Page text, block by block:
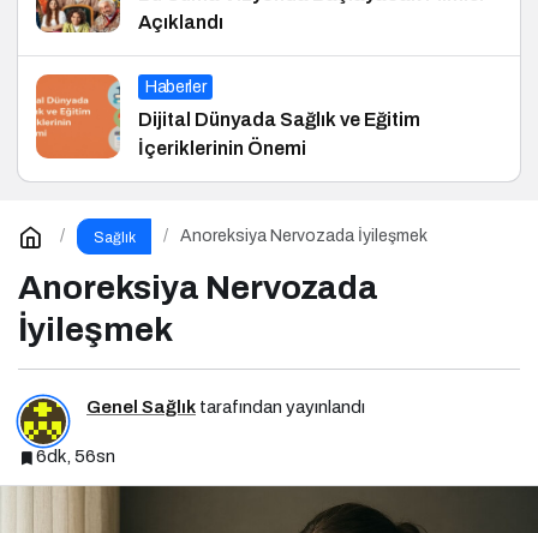
Açıklandı
Haberler
Dijital Dünyada Sağlık ve Eğitim
İçeriklerinin Önemi
Sağlık Anoreksiya Nervozada İyileşmek
Anoreksiya Nervozada
İyileşmek
Genel Sağlık tarafından yayınlandı
6dk, 56sn